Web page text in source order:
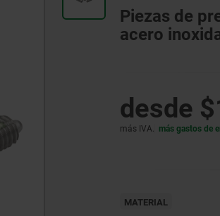
Piezas de
acero
desde
más IVA. más gastos de
MATERIAL